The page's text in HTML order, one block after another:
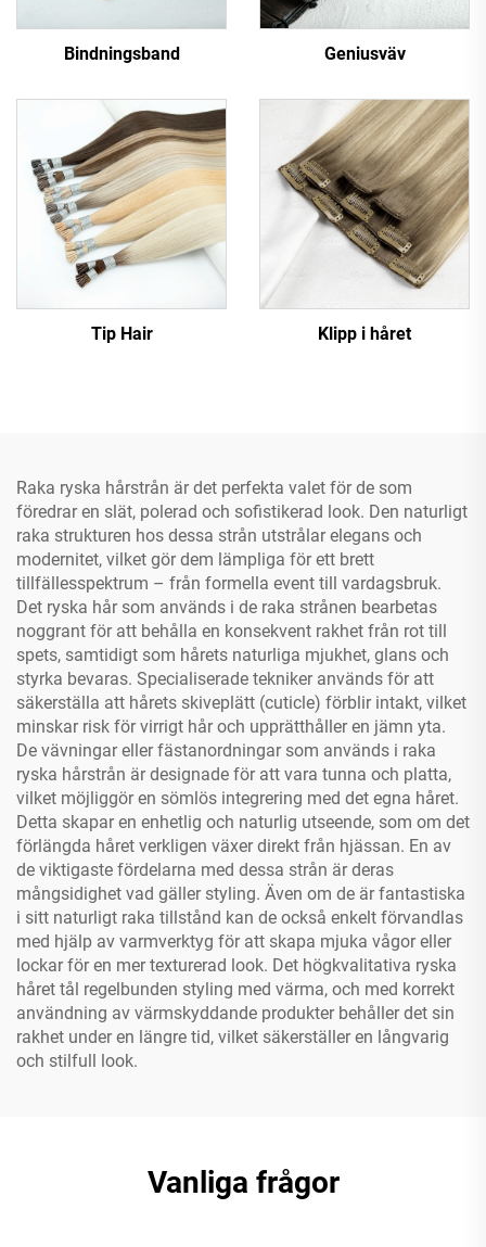
Bindningsband Geniusväv
Tip Hair Klipp i håret
Raka ryska hårstrån är det perfekta valet för de som
föredrar en slät, polerad och sofistikerad look. Den naturligt
raka strukturen hos dessa strån utstrålar elegans och
modernitet, vilket gör dem lämpliga för ett brett
tillfällesspektrum – från formella event till vardagsbruk.
Det ryska hår som används i de raka strånen bearbetas
noggrant för att behålla en konsekvent rakhet från rot till
spets, samtidigt som hårets naturliga mjukhet, glans och
styrka bevaras. Specialiserade tekniker används för att
säkerställa att hårets skiveplätt (cuticle) förblir intakt, vilket
minskar risk för virrigt hår och upprätthåller en jämn yta.
De vävningar eller fästanordningar som används i raka
ryska hårstrån är designade för att vara tunna och platta,
vilket möjliggör en sömlös integrering med det egna håret.
Detta skapar en enhetlig och naturlig utseende, som om det
förlängda håret verkligen växer direkt från hjässan. En av
de viktigaste fördelarna med dessa strån är deras
mångsidighet vad gäller styling. Även om de är fantastiska
i sitt naturligt raka tillstånd kan de också enkelt förvandlas
med hjälp av varmverktyg för att skapa mjuka vågor eller
lockar för en mer texturerad look. Det högkvalitativa ryska
håret tål regelbunden styling med värma, och med korrekt
användning av värmskyddande produkter behåller det sin
rakhet under en längre tid, vilket säkerställer en långvarig
och stilfull look.
Vanliga frågor